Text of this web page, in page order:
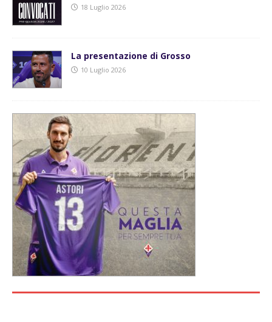
18 Luglio 2026
La presentazione di Grosso
10 Luglio 2026